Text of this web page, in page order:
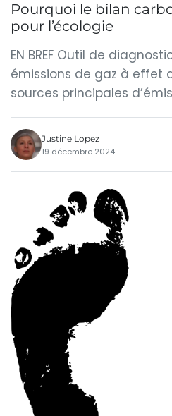
Pourquoi le bilan
pour l’écologie
EN BREF Outil de
émissions de gaz à effet
sources principales
Justine Lopez
19 décembre 2024